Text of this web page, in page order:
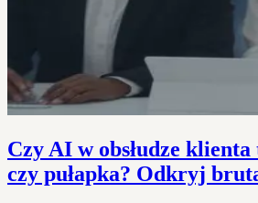
Czy AI w obsłudze
czy pułapka? Odkryj